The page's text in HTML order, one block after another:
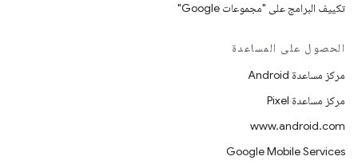
تكييف البرامج على "مجموعات Google"
الحصول على المساعدة
مركز مساعدة Android
مركز مساعدة Pixel
www.android.com
Google Mobile Services